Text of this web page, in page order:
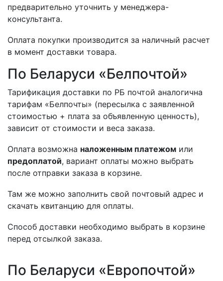
предварительно уточнить у менеджера-
консультанта.
Оплата покупки производится за наличный расчет
в момент доставки товара.
По Беларуси «Белпочтой»
Тарификация доставки по РБ почтой аналогична
тарифам «Белпочты» (пересылка с заявленной
стоимостью + плата за объявленную ценность),
зависит от стоимости и веса заказа.
Оплата возможна наложенным платежом или
предоплатой, вариант оплаты можно выбрать
после отправки заказа в корзине.
Там же можно заполнить свой почтовый адрес и
скачать квитанцию для оплаты.
Способ доставки необходимо выбрать в корзине
перед отсылкой заказа.
По Беларуси «Европочтой»